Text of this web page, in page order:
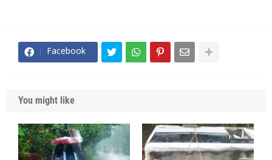
Facebook
You might like